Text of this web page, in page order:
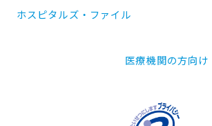
ホスピタルズ・ファイル
医療機関の方向